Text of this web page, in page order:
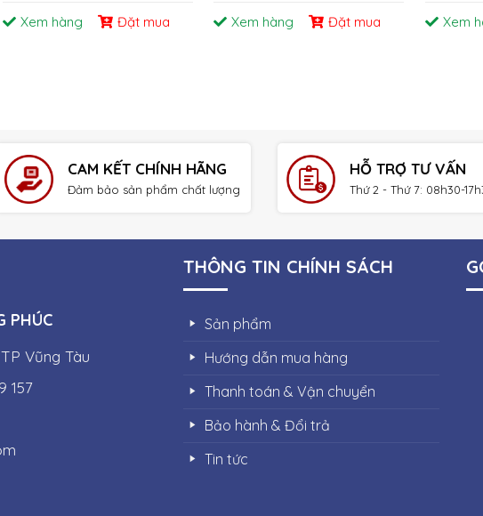
Xem hàng Đặt mua Xem hàng Đặt mua Xem
CAM KẾT CHÍNH HÃNG
Đảm bảo sản phẩm chất lượng
HỖ TRỢ TƯ VẤN
Thứ 2 - Thứ 7: 08h30-
PHÚC
Vũng Tàu
157
THÔNG TIN CHÍNH SÁCH
Sản phẩm
Hướng dẫn mua hàng
Thanh toán & Vận chuyển
Bảo hành & Đổi trả
Tin tức